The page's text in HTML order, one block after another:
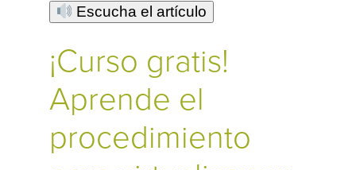
Escucha el artículo
¡Curso gratis!
Aprende el
procedimiento